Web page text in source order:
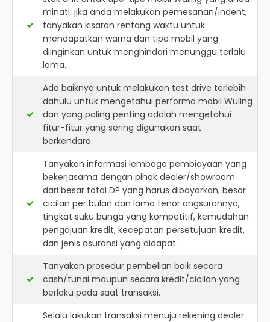
minati. jika anda melakukan pemesanan/indent,
tanyakan kisaran rentang waktu untuk
mendapatkan warna dan tipe mobil yang
diinginkan untuk menghindari menunggu terlalu
lama.
Ada baiknya untuk melakukan test drive terlebih
dahulu untuk mengetahui performa mobil Wuling
dan yang paling penting adalah mengetahui
fitur-fitur yang sering digunakan saat
berkendara.
Tanyakan informasi lembaga pembiayaan yang
bekerjasama dengan pihak dealer/showroom
dari besar total DP yang harus dibayarkan, besar
cicilan per bulan dan lama tenor angsurannya,
tingkat suku bunga yang kompetitif, kemudahan
pengajuan kredit, kecepatan persetujuan kredit,
dan jenis asuransi yang didapat.
Tanyakan prosedur pembelian baik secara
cash/tunai maupun secara kredit/cicilan yang
berlaku pada saat transaksi.
Selalu lakukan transaksi menuju rekening dealer